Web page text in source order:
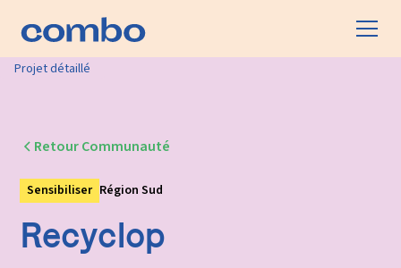
Projet détaillé
Retour Communauté
Sensibiliser Région Sud
Recyclop